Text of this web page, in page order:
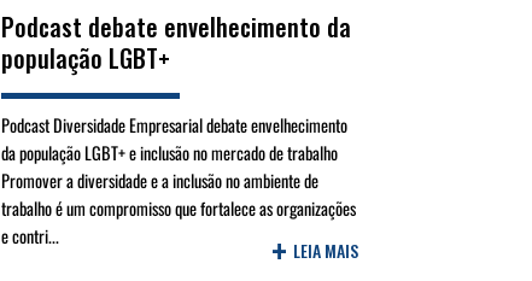
Podcast debate envelhecimento da
população LGBT+
Podcast Diversidade Empresarial debate envelhecimento
da população LGBT+ e inclusão no mercado de trabalho
Promover a diversidade e a inclusão no ambiente de
trabalho é um compromisso que fortalece as organizações
e contri...
+ LEIA MAIS